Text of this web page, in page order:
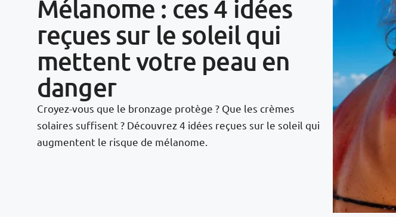
Mélanome : ces 4 idées
reçues sur le soleil qui
mettent votre peau en
danger
Croyez-vous que le bronzage protège ? Que les crèmes
solaires suffisent ? Découvrez 4 idées reçues sur le soleil qui
augmentent le risque de mélanome.